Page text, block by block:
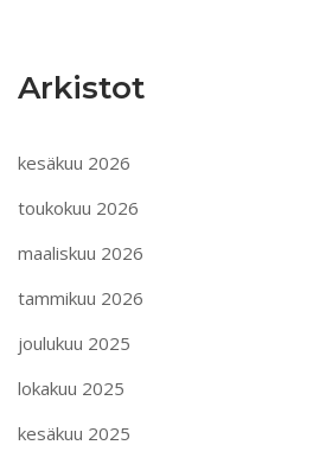
Arkistot
kesäkuu 2026
toukokuu 2026
maaliskuu 2026
tammikuu 2026
joulukuu 2025
lokakuu 2025
kesäkuu 2025